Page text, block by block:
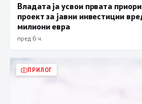
Владата ја усвои првата
проект за јавни инвестиции
милиони евра
пред 6 ч.
ПРИЛОГ